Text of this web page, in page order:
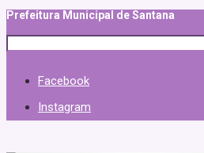
Prefeitura Municipal de Santana
Facebook
Instagram